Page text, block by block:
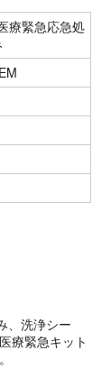
療緊急応急処
、洗浄シー
療緊急キット